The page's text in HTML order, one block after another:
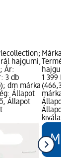
hajgumi,
Ár:
3 db
dm márka
Állapot
Állapot
Márka:
1 399
(466,33
márka
Állapot
Állapot